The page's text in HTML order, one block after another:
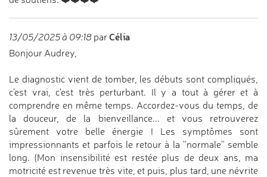
13/05/2025 à 09:18 par Célia
Bonjour Audrey,
Le diagnostic vient de tomber, les débuts sont compliqués,
c'est vrai, c'est très perturbant. Il y a tout à gérer et à
comprendre en même temps. Accordez-vous du temps, de
la douceur, de la bienveillance... et vous retrouverez
sûrement votre belle énergie ! Les symptômes sont
impressionnants et parfois le retour à la ''normale'' semble
long. (Mon insensibilité est restée plus de deux ans, ma
motricité est revenue très vite, et puis, plus tard, une névrite